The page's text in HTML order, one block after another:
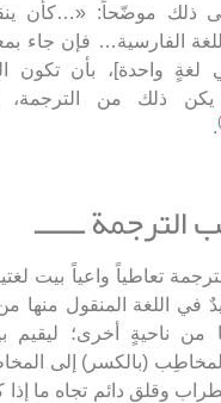
ذلك موضّحاً: «…كأن
اللغة الفارسية… فإن جاء
لغةٍ واحدة]، بأن تكون
يكن ذلك من
)
.
تعاطياً واعياً بيت
في اللغة المنقول منها
من ناحيةٍ أخرى؛ ليقيم
(بالكسر) إلى
وقلق دائم تجاه ما